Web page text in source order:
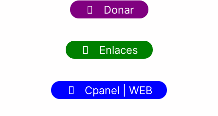
Donar
Enlaces
Cpanel | WEB